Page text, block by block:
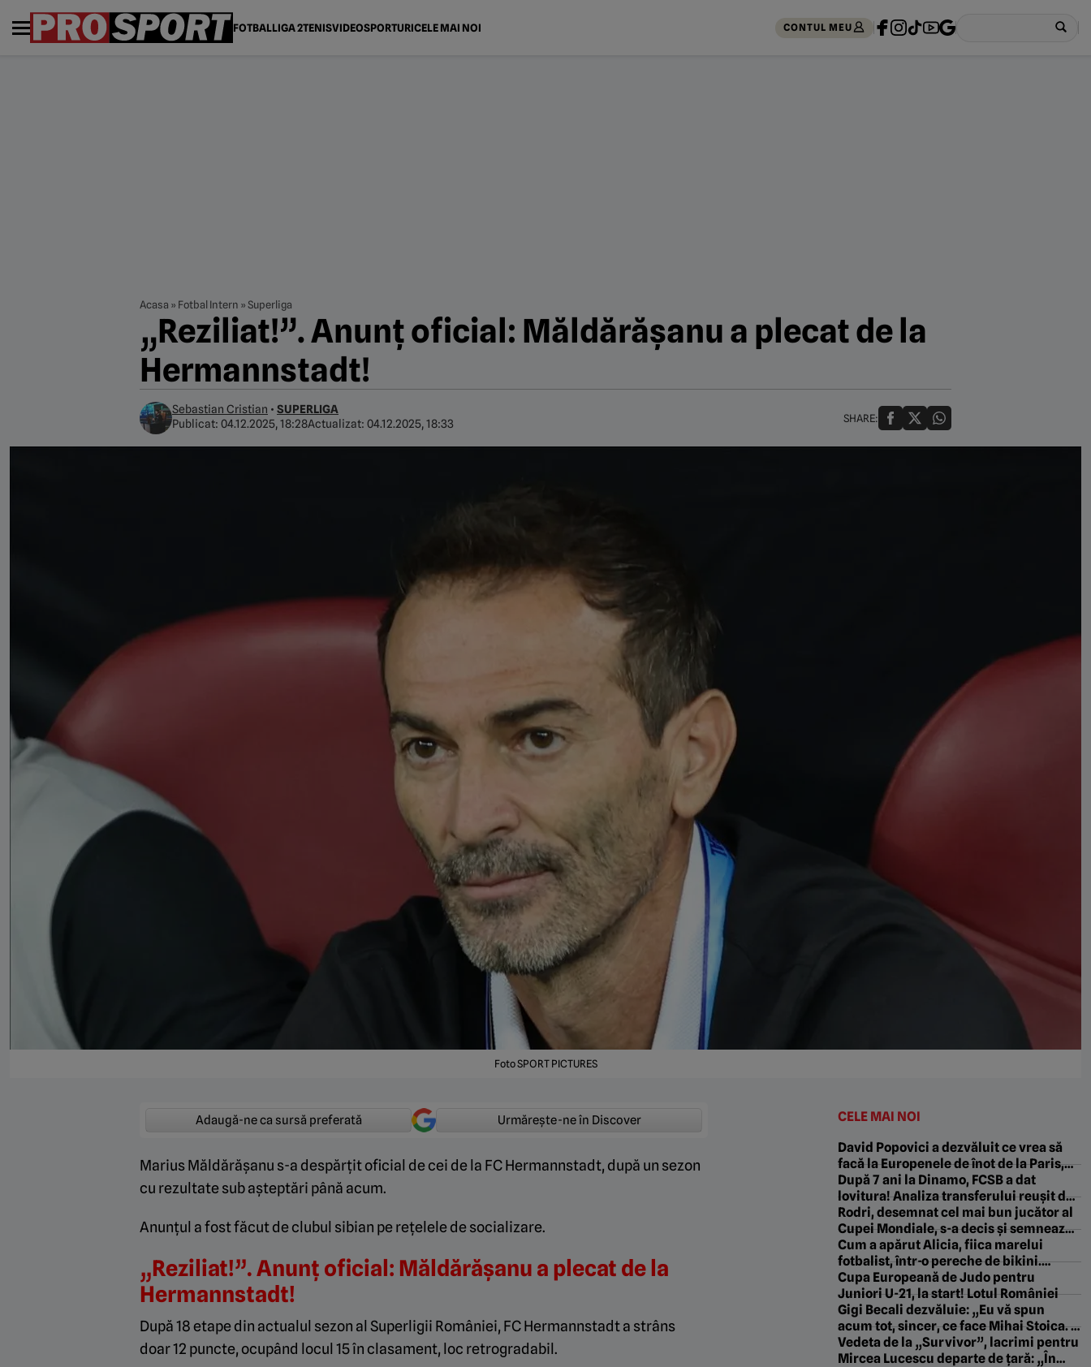
FOTBALLIGA 2TENISVIDEOSPORTURICELE MAI NOI CONTUL MEU
Acasa » Fotbal Intern »Superliga
„Reziliat!”. Anunț oficial: Măldărășanu a plecat de la
Hermannstadt!
Sebastian Cristian • SUPERLIGA
Publicat: 04.12.2025, 18:28Actualizat: 04.12.2025, 18:33 SHARE:
Foto SPORT PICTURES
Adaugă-ne ca sursă preferată Urmărește-ne în Discover
Marius Măldărășanu s-a despărțit oficial de cei de la FC Hermannstadt, după un sezon
cu rezultate sub așteptări până acum.
Anunțul a fost făcut de clubul sibian pe rețelele de socializare.
„Reziliat!”. Anunț oficial: Măldărășanu a plecat de la
Hermannstadt!
După 18 etape din actualul sezon al Superligii României, FC Hermannstadt a strâns
doar 12 puncte, ocupând locul 15 în clasament, loc retrogradabil.
CELE MAI NOI
David Popovici a dezvăluit ce vrea să
facă la Europenele de înot de la Paris,
după ce a pus opt kilograme de masă
musculară. „A început adrenalina!”
După 7 ani la Dinamo, FCSB a dat
lovitura! Analiza transferului reușit de
roș-albaștri în ultimele ore: „Tehnică
specifică”. EXCLUSIV
Rodri, desemnat cel mai bun jucător al
Cupei Mondiale, s-a decis și semnează!
Impresarul său anunță: „E cea mai
bună opțiune”
Cum a apărut Alicia, fiica marelui
fotbalist, într-o pereche de bikini.
Internetul a explodat: „Zeiță superbă!”
Cupa Europeană de Judo pentru
Juniori U-21, la start! Lotul României
Gigi Becali dezvăluie: „Eu vă spun
acum tot, sincer, ce face Mihai Stoica. E
prima oară când o zic”
Vedeta de la „Survivor”, lacrimi pentru
Mircea Lucescu departe de țară: „În